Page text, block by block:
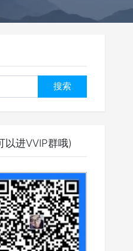
搜索
以进VVIP群哦)